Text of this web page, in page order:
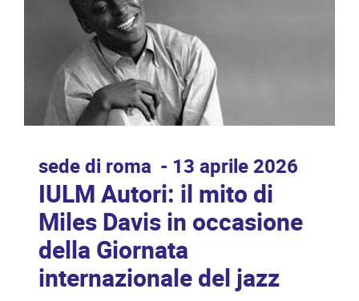
sede di roma 13 aprile 2026
IULM Autori: il mito di
Miles Davis in occasione
della Giornata
internazionale del jazz